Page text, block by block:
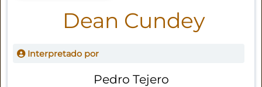
Dean Cundey
Interpretado por
Pedro Tejero